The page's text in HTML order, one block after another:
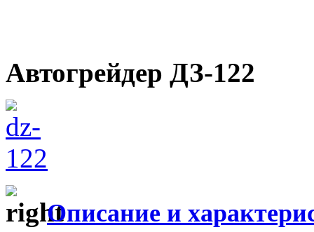
Автогрейдер ДЗ-122
Описание и